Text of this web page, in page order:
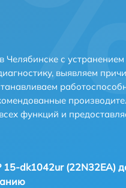
с устранением
выявляем
функций и
15-dk1042ur (22N32EA)